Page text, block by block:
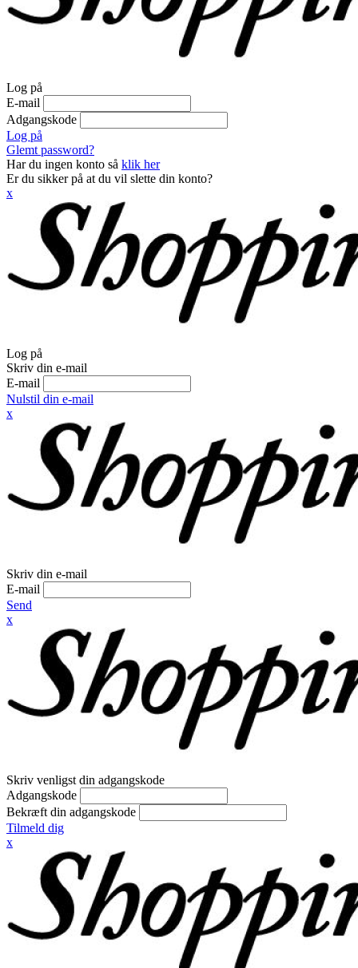
Log på
E-mail
Adgangskode
Log på
Glemt password?
Har du ingen konto så klik her
Er du sikker på at du vil slette din konto?
x
Log på
Skriv din e-mail
E-mail
Nulstil din e-mail
x
Skriv din e-mail
E-mail
Send
x
Skriv venligst din adgangskode
Adgangskode
Bekræft din adgangskode
Tilmeld dig
x